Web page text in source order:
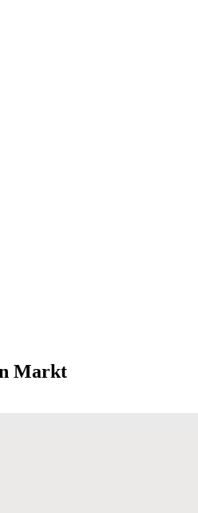
Markt